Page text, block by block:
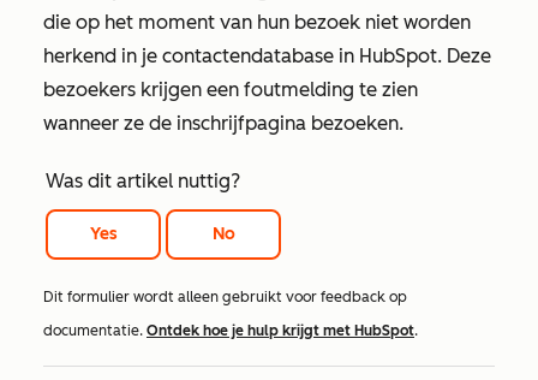
die op het moment van hun bezoek niet worden
herkend in je contactendatabase in HubSpot. Deze
bezoekers krijgen een foutmelding te zien
wanneer ze de inschrijfpagina bezoeken.
Was dit artikel nuttig?
Yes No
Dit formulier wordt alleen gebruikt voor feedback op
documentatie. Ontdek hoe je hulp krijgt met HubSpot.